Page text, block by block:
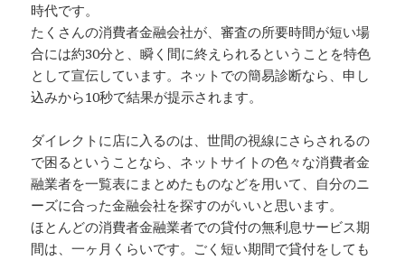
時代です。
たくさんの消費者金融会社が、審査の所要時間が短い場
合には約30分と、瞬く間に終えられるということを特色
として宣伝しています。ネットでの簡易診断なら、申し
込みから10秒で結果が提示されます。
ダイレクトに店に入るのは、世間の視線にさらされるの
で困るということなら、ネットサイトの色々な消費者金
融業者を一覧表にまとめたものなどを用いて、自分のニ
ーズに合った金融会社を探すのがいいと思います。
ほとんどの消費者金融業者での貸付の無利息サービス期
間は、一ヶ月くらいです。ごく短い期間で貸付をしても